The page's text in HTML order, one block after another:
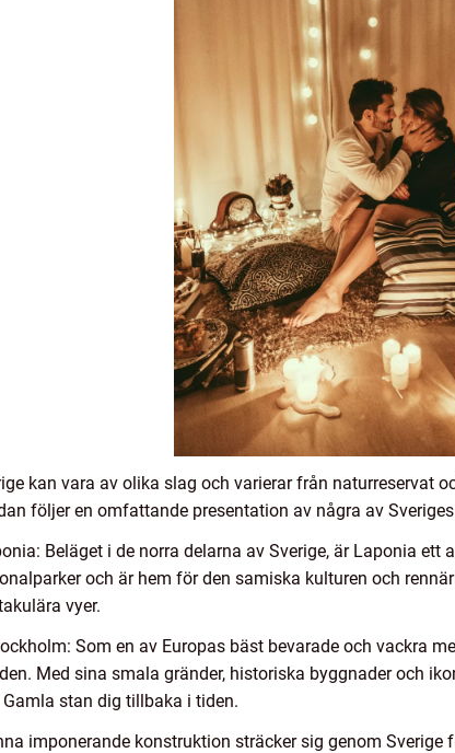
kan vara av olika slag och varierar från naturreservat
följer en omfattande presentation av några av
Beläget i de norra delarna av Sverige, är Laponia
och är hem för den samiska kulturen och
vyer.
Som en av Europas bäst bevarade och vackra
Med sina smala gränder, historiska byggnader och
stan dig tillbaka i tiden.
imponerande konstruktion sträcker sig genom